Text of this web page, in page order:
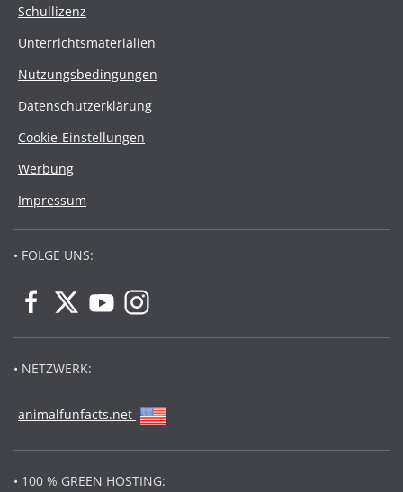
Schullizenz
Unterrichtsmaterialien
Nutzungsbedingungen
Datenschutzerklärung
Cookie-Einstellungen
Werbung
Impressum
• FOLGE UNS:
• NETZWERK:
animalfunfacts.net
• 100 % GREEN HOSTING: